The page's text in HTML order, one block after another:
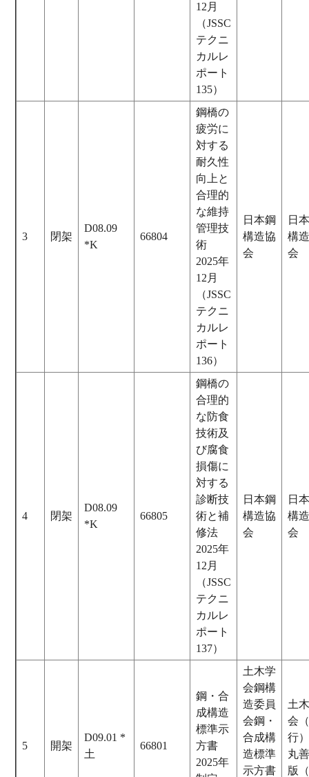
12月
（JSSC
テクニ
カルレ
ポート
135）
3 閉架
D08.09
*K
66804
鋼橋の
疲労に
対する
耐久性
向上と
合理的
な維持
管理技
術
2025年
12月
（JSSC
テクニ
カルレ
ポート
136）
日本鋼
構造協
会
日
構
会
4 閉架
D08.09
*K
66805
鋼橋の
合理的
な防食
技術及
び腐食
損傷に
対する
診断技
術と補
修法
2025年
12月
（JSSC
テクニ
カルレ
ポート
137）
日本鋼
構造協
会
日
構
会
5 開架
D09.01 *
土
66801
鋼・合
成構造
標準示
方書
2025年
土木学
会鋼構
造委員
会鋼・
合成構
造標準
示方書
土
会
行
丸
版